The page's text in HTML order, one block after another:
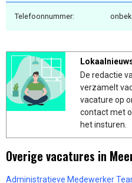
Telefoonnummer:
De redactie
verzamelt
vacature op
contact met
het insturen.
Overige vacatures in
Administratieve Medewerker